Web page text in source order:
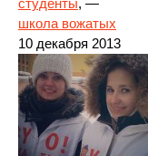
студенты, —
школа вожатых
10 декабря 2013